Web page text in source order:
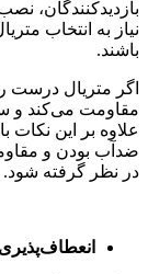
بازدیدکنندگان،
نیاز به انتخاب
باشند.
اگر متریال درست
مقاومت می‌کند و
علاوه بر این نکات
ضدآب بودن و
در نظر گرفته شود.